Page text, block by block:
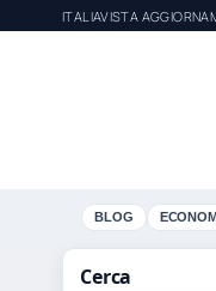
ITALIAVISTA
BLOG
Cerca